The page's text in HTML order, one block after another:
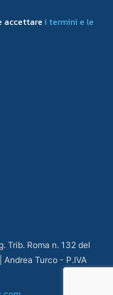
accettare i termini e le
Trib. Roma n. 132 del
| Andrea Turco - P.IVA